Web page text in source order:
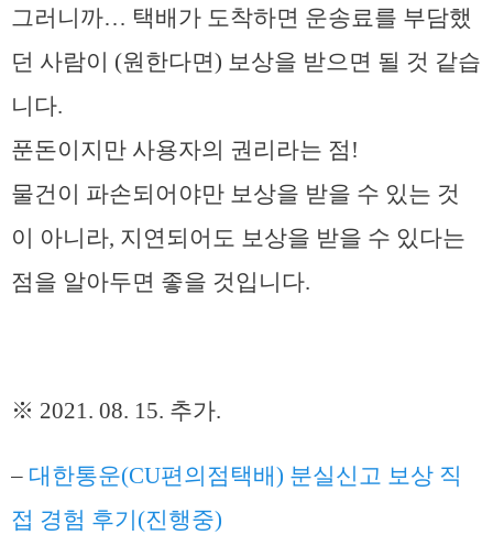
그러니까… 택배가 도착하면 운송료를 부담했
던 사람이 (원한다면) 보상을 받으면 될 것 같습
니다.
푼돈이지만 사용자의 권리라는 점!
물건이 파손되어야만 보상을 받을 수 있는 것
이 아니라, 지연되어도 보상을 받을 수 있다는
점을 알아두면 좋을 것입니다.
※ 2021. 08. 15. 추가.
– 대한통운(CU편의점택배) 분실신고 보상 직
접 경험 후기(진행중)